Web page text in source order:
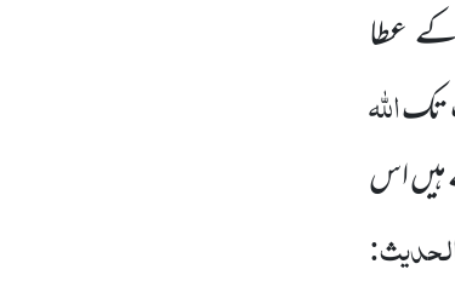
عطا
تکاللہ
ہیں اس